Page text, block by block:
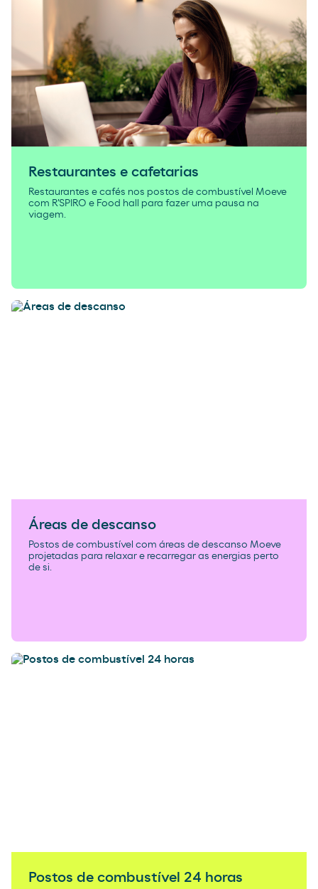
Restaurantes e cafetarias
Restaurantes e cafés nos postos de combustível Moeve
com R'SPIRO e Food hall para fazer uma pausa na
viagem.
Áreas de descanso
Postos de combustível com áreas de descanso Moeve
projetadas para relaxar e recarregar as energias perto
de si.
Postos de combustível 24 horas